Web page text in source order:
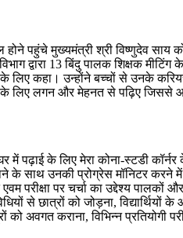
पहुंचे मुख्यमंत्री श्री विष्णुदेव साय
द्वारा 13 बिंदु पालक शिक्षक
लिए कहा। उन्होंने बच्चों से उनके
लगन और मेहनत से पढ़िए जिससे
पढ़ाई के लिए मेरा कोना-स्टडी
के साथ उनकी प्रोग्रेस मॉनिटर
परीक्षा पर चर्चा का उद्देश्य
से छात्रों को जोड़ना,
को अवगत कराना, विभिन्न प्रतियोगी